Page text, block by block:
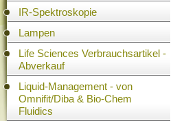
IR-Spektroskopie
Lampen
Life Sciences Verbrauchsartikel -
Abverkauf
Liquid-Management - von
Omnifit/Diba & Bio-Chem
Fluidics